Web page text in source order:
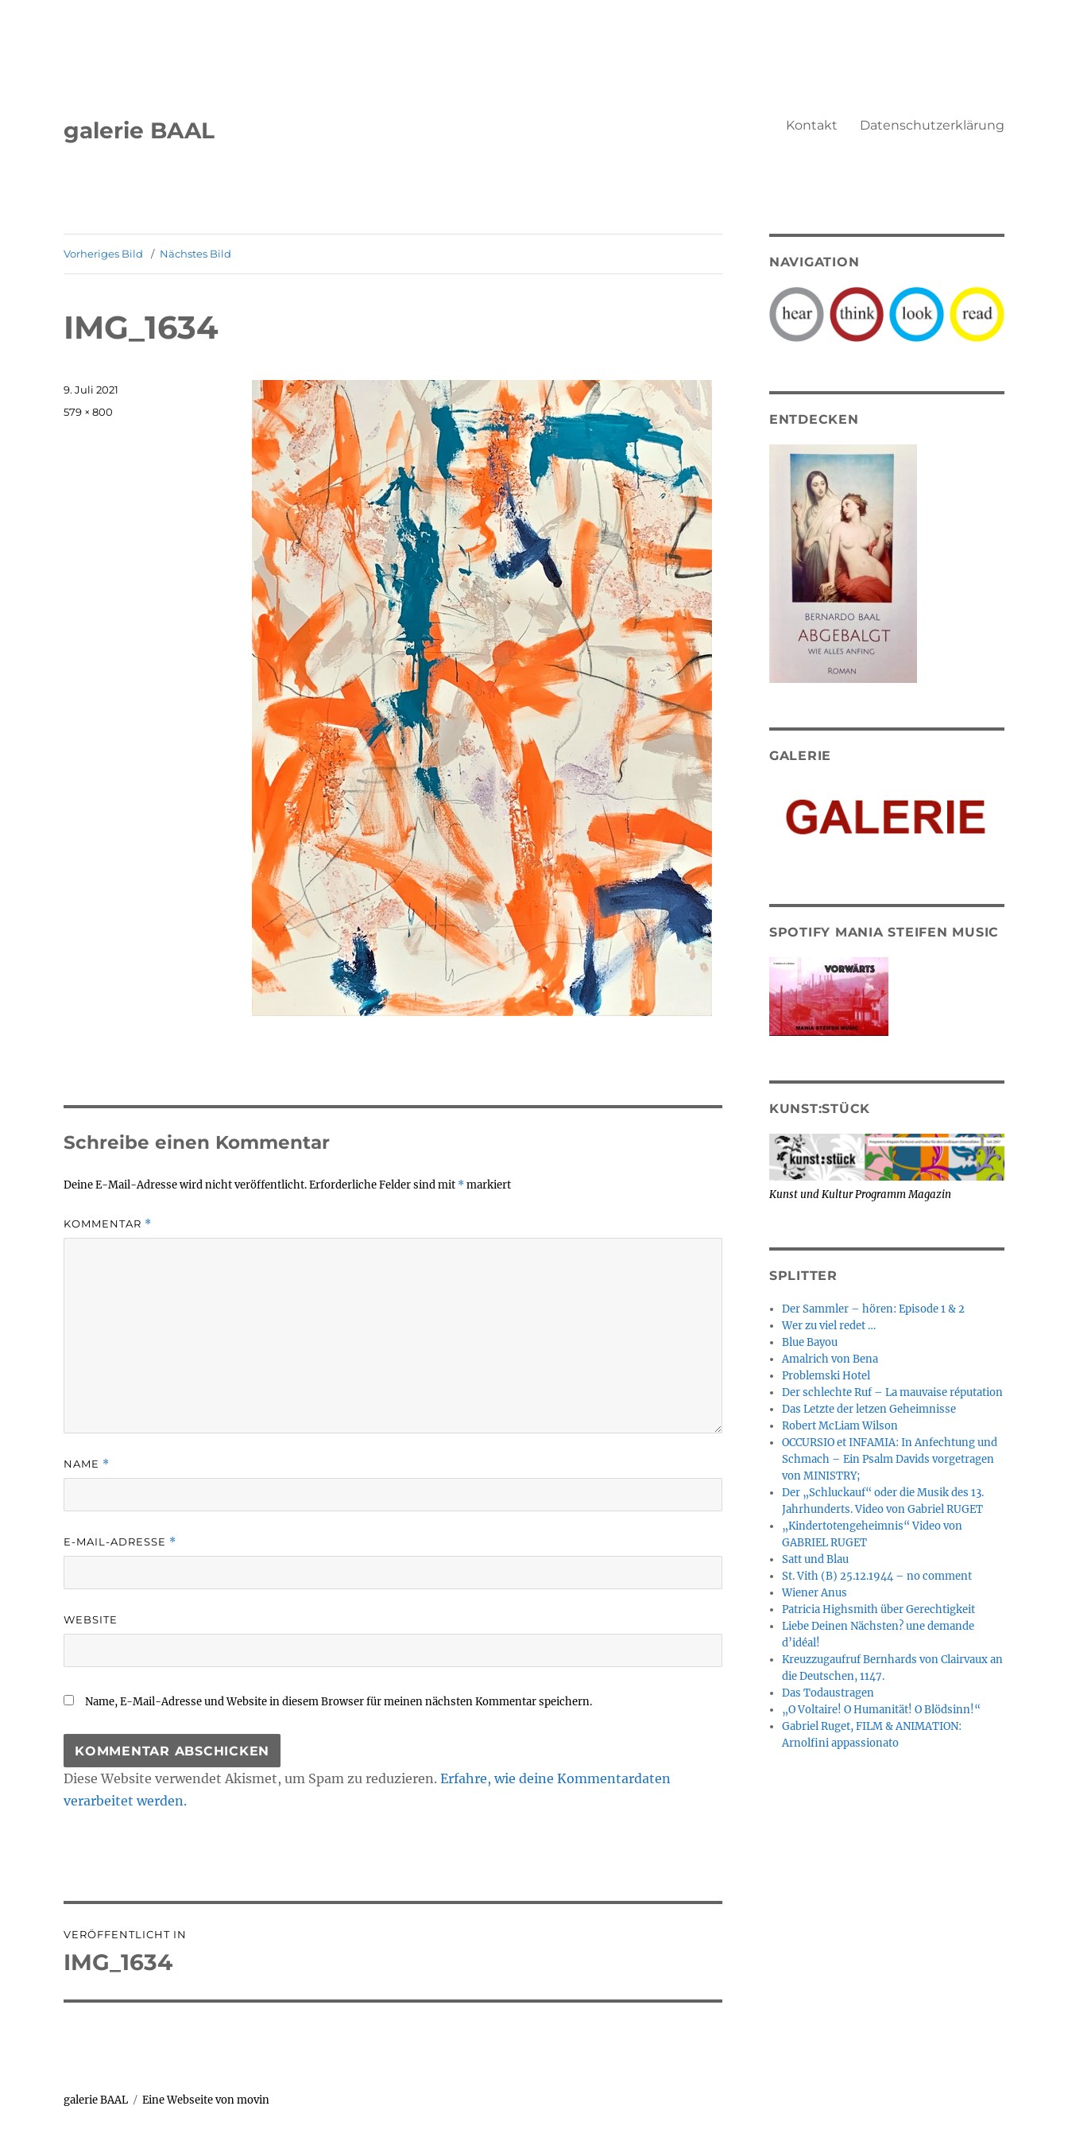
galerie BAAL Kontakt Datenschutzerklärung
Vorheriges Bild Nächstes Bild
IMG_1634
Veröffentlicht
am
9. Juli 2021
Originalgröße
579 × 800
Schreibe einen Kommentar
Deine E-Mail-Adresse wird nicht veröffentlicht.Erforderliche Felder sind mit *markiert
KOMMENTAR *
NAME *
E-MAIL-ADRESSE *
WEBSITE
Name, E-Mail-Adresse und Website in diesem Browser für meinen nächsten Kommentar speichern.
Diese Website verwendet Akismet, um Spam zu reduzieren.Erfahre, wie deine Kommentardaten
verarbeitet werden.
VERÖFFENTLICHT IN
IMG_1634
NAVIGATION
ENTDECKEN
GALERIE
SPOTIFY MANIA STEIFEN MUSIC
KUNST:STÜCK
Kunst und Kultur Programm Magazin
SPLITTER
Der Sammler – hören: Episode 1 & 2
Wer zu viel redet …
Blue Bayou
Amalrich von Bena
Problemski Hotel
Der schlechte Ruf – La mauvaise réputation
Das Letzte der letzen Geheimnisse
Robert McLiam Wilson
OCCURSIO et INFAMIA: In Anfechtung und
Schmach – Ein Psalm Davids vorgetragen
von MINISTRY;
Der „Schluckauf“ oder die Musik des 13.
Jahrhunderts. Video von Gabriel RUGET
„Kindertotengeheimnis“ Video von
GABRIEL RUGET
Satt und Blau
St. Vith (B) 25.12.1944 – no comment
Wiener Anus
Patricia Highsmith über Gerechtigkeit
Liebe Deinen Nächsten? une demande
d’idéal!
Kreuzzugaufruf Bernhards von Clairvaux an
die Deutschen, 1147.
Das Todaustragen
„O Voltaire! O Humanität! O Blödsinn!“
Gabriel Ruget, FILM & ANIMATION:
Arnolfini appassionato
galerie BAAL Eine Webseite von movin